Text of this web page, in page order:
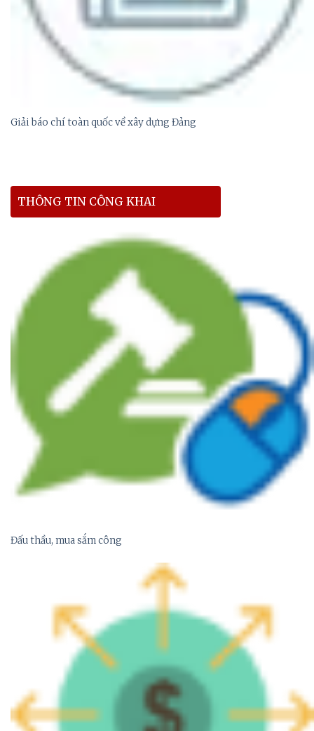
Giải báo chí toàn quốc về xây dựng Đảng
THÔNG TIN CÔNG KHAI
Đấu thầu, mua sắm công